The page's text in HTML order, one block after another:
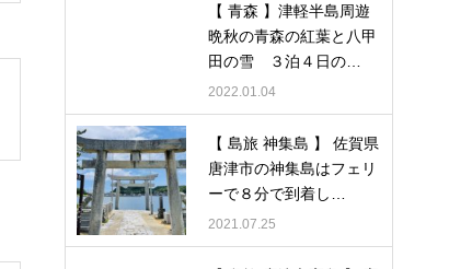
【 青森 】津軽半島周遊
晩秋の青森の紅葉と八甲
田の雪 ３泊４日の…
2022.01.04
【 島旅 神集島 】 佐賀県
唐津市の神集島はフェリ
ーで８分で到着し…
2021.07.25